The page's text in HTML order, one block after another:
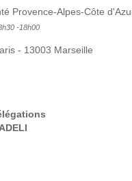
Provence-Alpes-Côte
-18h00
- 13003 Marseille